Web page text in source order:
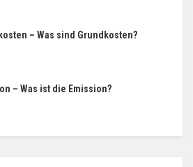
– Was sind Grundkosten?
– Was ist die Emission?